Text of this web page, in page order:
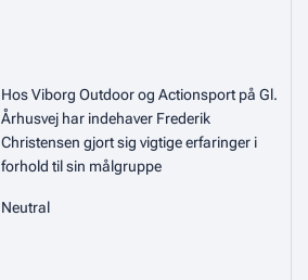
Hos Viborg Outdoor og Actionsport på Gl.
Århusvej har indehaver Frederik
Christensen gjort sig vigtige erfaringer i
forhold til sin målgruppe
Neutral